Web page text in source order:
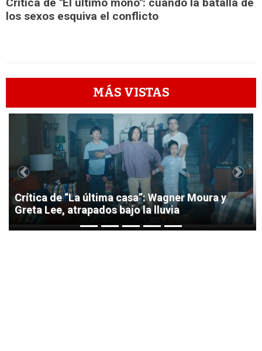
Crítica de "El último mono": cuando la batalla de
los sexos esquiva el conflicto
MÁS VISTAS
1
Crítica de “La última casa”: Wagner Moura y
Greta Lee, atrapados bajo la lluvia
Previous Next